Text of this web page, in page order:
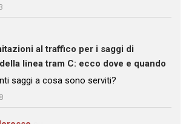
al traffico per i saggi di
linea tram C: ecco dove e quando
saggi a cosa sono serviti?